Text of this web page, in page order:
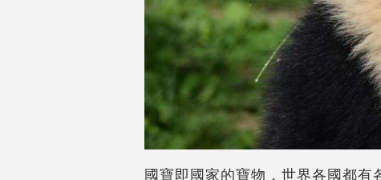
國寶即國家的寶物，世界各國都有